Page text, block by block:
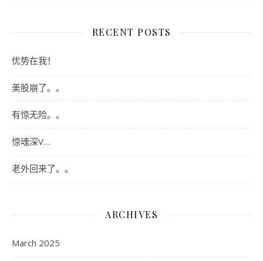
RECENT POSTS
优势在我！
美股崩了。。
有惊无险。。
惊魂深V…
老外回来了。。
ARCHIVES
March 2025